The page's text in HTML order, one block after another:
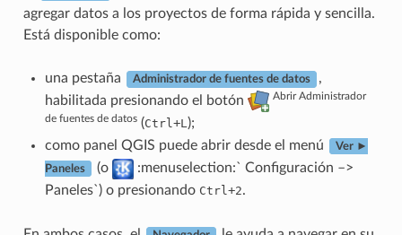
agregar datos a los proyectos de forma rápida y sencilla.
Está disponible como:
una pestaña Administrador de fuentes de datos
,
habilitada presionando el botón
Abrir Administrador
de fuentes de datos(Ctrl+L);
como panel QGIS puede abrir desde el menú
Ver ►
Paneles (o
:menuselection:` Configuración –>
Paneles`) o presionando Ctrl+2.